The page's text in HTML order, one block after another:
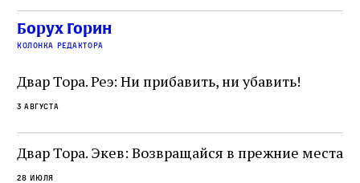
точность и понятность; переводчик,
убеждённый в необходимости исправления, и
читатель, воспринимающий исправление как
не просто покровитель переводчиков,
окружённый книгами. Перед нами человек,
одно решение которого вызвало возмущение
целой общины и стало частью многовекового
спора о том, кому принадлежит последнее
слово в переводе Библии
Борух Горин
колонка редактора
Двар Тора. Реэ: Ни прибавить, ни убавить!
3 августа
Двар Тора. Экев: Возвращайся в прежние места
28 июля